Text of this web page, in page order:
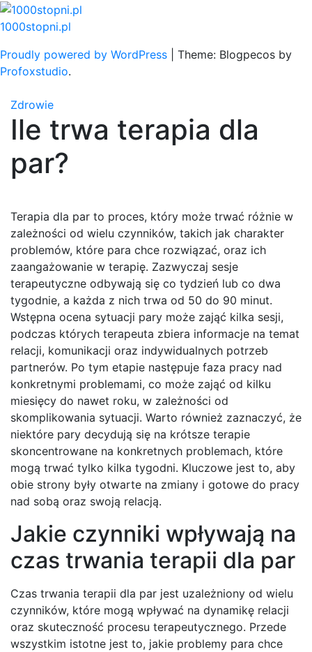
Skip
to
1000stopni.pl
Proudly powered by WordPress
Theme: Blogpecos by
Profoxstudio.
Zdrowie
Ile trwa terapia dla
par?
Terapia dla par to proces, który może trwać różnie w
zależności od wielu czynników, takich jak charakter
problemów, które para chce rozwiązać, oraz ich
zaangażowanie w terapię. Zazwyczaj sesje
terapeutyczne odbywają się co tydzień lub co dwa
tygodnie, a każda z nich trwa od 50 do 90 minut.
Wstępna ocena sytuacji pary może zająć kilka sesji,
podczas których terapeuta zbiera informacje na temat
relacji, komunikacji oraz indywidualnych potrzeb
partnerów. Po tym etapie następuje faza pracy nad
konkretnymi problemami, co może zająć od kilku
miesięcy do nawet roku, w zależności od
skomplikowania sytuacji. Warto również zaznaczyć, że
niektóre pary decydują się na krótsze terapie
skoncentrowane na konkretnych problemach, które
mogą trwać tylko kilka tygodni. Kluczowe jest to, aby
obie strony były otwarte na zmiany i gotowe do pracy
nad sobą oraz swoją relacją.
Jakie czynniki wpływają na
czas trwania terapii dla par
Czas trwania terapii dla par jest uzależniony od wielu
czynników, które mogą wpływać na dynamikę relacji
oraz skuteczność procesu terapeutycznego. Przede
wszystkim istotne jest to, jakie problemy para chce